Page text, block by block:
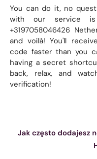
You can do it, no
with our service
+3197058046426
and voilà! You'll
code faster than you
having a secret
back, relax, and
verification!
Jak często dodajesz